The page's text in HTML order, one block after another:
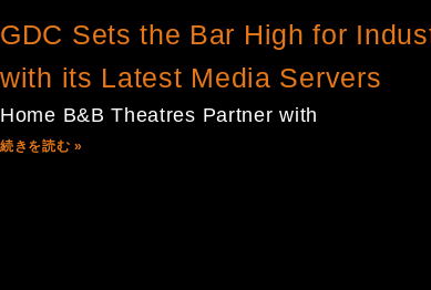
GDC Sets the Bar High for
with its Latest Media Servers
Home B&B Theatres Partner with
続きを読む »